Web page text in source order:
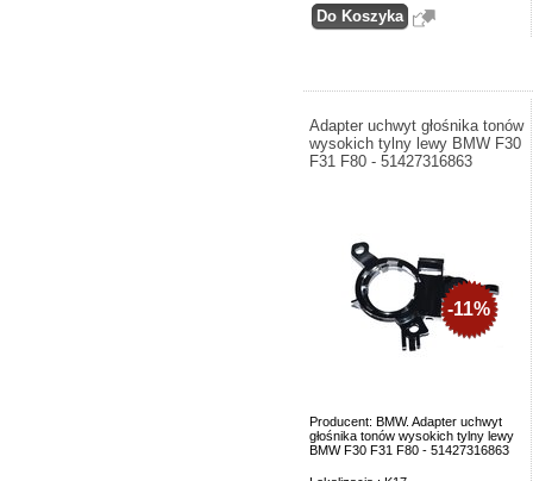
Adapter uchwyt głośnika tonów
wysokich tylny lewy BMW F30
F31 F80 - 51427316863
Producent: BMW. Adapter uchwyt
głośnika tonów wysokich tylny lewy
BMW F30 F31 F80 - 51427316863
-11%